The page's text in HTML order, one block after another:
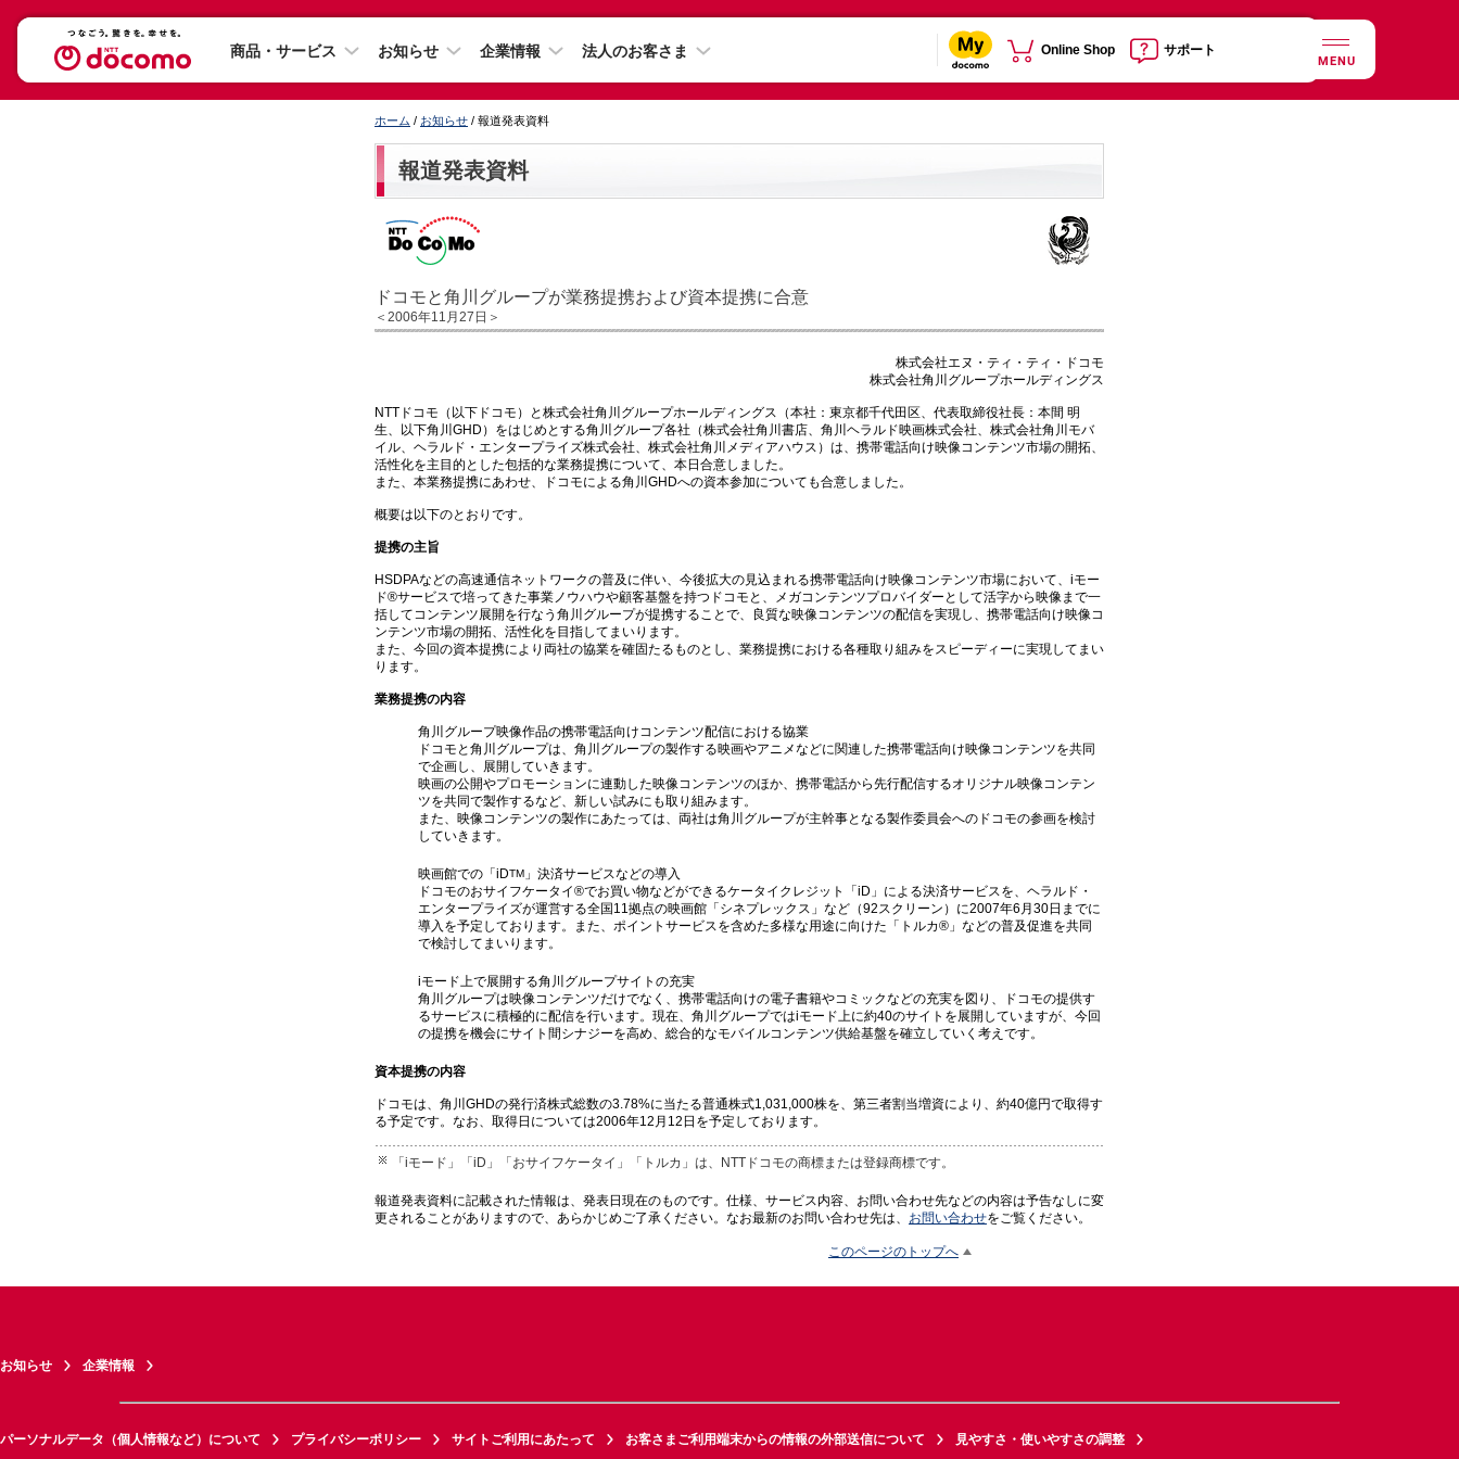
商品・サービス お知らせ 企業情報 法人のお客さま Online Shop サポート
MENU
ホーム / お知らせ / 報道発表資料
報道発表資料
ドコモと角川グループが業務提携および資本提携に合意
＜2006年11月27日＞
株式会社エヌ・ティ・ティ・ドコモ
株式会社角川グループホールディングス
NTTドコモ（以下ドコモ）と株式会社角川グループホールディングス（本社：東京都千代田区、代表取締役社長：本間 明
生、以下角川GHD）をはじめとする角川グループ各社（株式会社角川書店、角川ヘラルド映画株式会社、株式会社角川モバ
イル、ヘラルド・エンタープライズ株式会社、株式会社角川メディアハウス）は、携帯電話向け映像コンテンツ市場の開拓、
活性化を主目的とした包括的な業務提携について、本日合意しました。
また、本業務提携にあわせ、ドコモによる角川GHDへの資本参加についても合意しました。
概要は以下のとおりです。
提携の主旨
HSDPAなどの高速通信ネットワークの普及に伴い、今後拡大の見込まれる携帯電話向け映像コンテンツ市場において、iモー
ド®サービスで培ってきた事業ノウハウや顧客基盤を持つドコモと、メガコンテンツプロバイダーとして活字から映像まで一
括してコンテンツ展開を行なう角川グループが提携することで、良質な映像コンテンツの配信を実現し、携帯電話向け映像コ
ンテンツ市場の開拓、活性化を目指してまいります。
また、今回の資本提携により両社の協業を確固たるものとし、業務提携における各種取り組みをスピーディーに実現してまい
ります。
業務提携の内容
角川グループ映像作品の携帯電話向けコンテンツ配信における協業
ドコモと角川グループは、角川グループの製作する映画やアニメなどに関連した携帯電話向け映像コンテンツを共同
で企画し、展開していきます。
映画の公開やプロモーションに連動した映像コンテンツのほか、携帯電話から先行配信するオリジナル映像コンテン
ツを共同で製作するなど、新しい試みにも取り組みます。
また、映像コンテンツの製作にあたっては、両社は角川グループが主幹事となる製作委員会へのドコモの参画を検討
していきます。
映画館での「iDTM 」決済サービスなどの導入
ドコモのおサイフケータイ®でお買い物などができるケータイクレジット「iD」による決済サービスを、ヘラルド・
エンタープライズが運営する全国11拠点の映画館「シネプレックス」など（92スクリーン）に2007年6月30日までに
導入を予定しております。また、ポイントサービスを含めた多様な用途に向けた「トルカ®」などの普及促進を共同
で検討してまいります。
iモード上で展開する角川グループサイトの充実
角川グループは映像コンテンツだけでなく、携帯電話向けの電子書籍やコミックなどの充実を図り、ドコモの提供す
るサービスに積極的に配信を行います。現在、角川グループではiモード上に約40のサイトを展開していますが、今回
の提携を機会にサイト間シナジーを高め、総合的なモバイルコンテンツ供給基盤を確立していく考えです。
資本提携の内容
ドコモは、角川GHDの発行済株式総数の3.78%に当たる普通株式1,031,000株を、第三者割当増資により、約40億円で取得す
る予定です。なお、取得日については2006年12月12日を予定しております。
「iモード」「iD」「おサイフケータイ」「トルカ」は、NTTドコモの商標または登録商標です。
報道発表資料に記載された情報は、発表日現在のものです。仕様、サービス内容、お問い合わせ先などの内容は予告なしに変
更されることがありますので、あらかじめご了承ください。なお最新のお問い合わせ先は、 お問い合わせをご覧ください。
このページのトップへ
お知らせ 企業情報
パーソナルデータ（個人情報など）について プライバシーポリシー サイトご利用にあたって お客さまご利用端末からの情報の外部送信について 見やすさ・使いやすさの調整